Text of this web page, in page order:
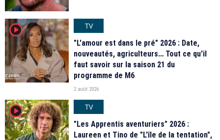
player2
TV
"L'amour est dans le pré" 2026 : Date,
nouveautés, agriculteurs… Tout ce qu'il
faut savoir sur la saison 21 du
programme de M6
2 août 2026
player2
TV
"Les Apprentis aventuriers" 2026 :
Laureen et Tino de "L'île de la tentation",